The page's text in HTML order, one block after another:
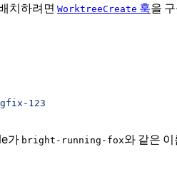
치하려면 WorktreeCreate 훅을
123
가 bright-running-fox와 같은